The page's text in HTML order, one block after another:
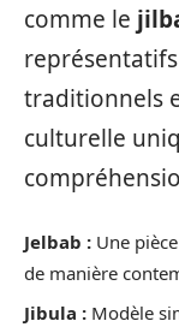
comme le
traditionnels
culturelle
Jelbab : Une
de manière
Jibula : Modèle